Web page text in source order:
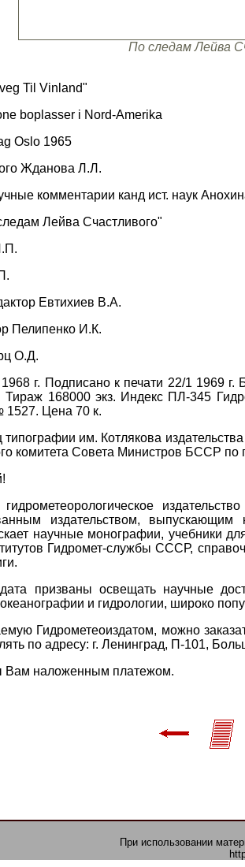
По следам Лейва
Til Vinland"
boplasser i Nord-Amerika
Oslo 1965
Жданова Л.Л.
комментарии канд ист. наук
Лейва Счастливого"
Евтиxиев В.А.
Пелипенко И.К.
О.Д.
г. Подписано к печати 22/1 1969
168000 экз. Индекс ПЛ-345
Цена 70 к.
типографии им. Котлякова
комитета Совета Министров БССР по
гидрометеорологическое
издательством,
научные монографии, учебники
Гидромет-службы СССР,
призваны освещать научные
и гидрологии, широко
Гидрометеоиздатом, можно
по адресу: г. Ленинград, П-101,
Вам наложенным платежом.
При использовании